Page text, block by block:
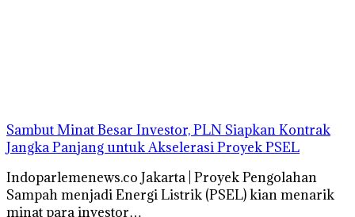
Sambut Minat Besar Investor, PLN Siapkan Kontrak
Jangka Panjang untuk Akselerasi Proyek PSEL
Indoparlemenews.co Jakarta | Proyek Pengolahan
Sampah menjadi Energi Listrik (PSEL) kian menarik
minat para investor…